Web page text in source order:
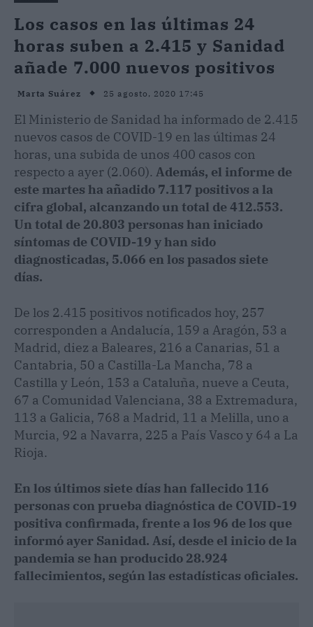
Los casos en las últimas 24
horas suben a 2.415 y Sanidad
añade 7.000 nuevos positivos
Marta Suárez 25 agosto, 2020 17:45
El Ministerio de Sanidad ha informado de 2.415
nuevos casos de COVID-19 en las últimas 24
horas, una subida de unos 400 casos con
respecto a ayer (2.060). Además, el informe de
este martes ha añadido 7.117 positivos a la
cifra global, alcanzando un total de 412.553.
Un total de 20.803 personas han iniciado
síntomas de COVID-19 y han sido
diagnosticadas, 5.066 en los pasados siete
días.
De los 2.415 positivos notificados hoy, 257
corresponden a Andalucía, 159 a Aragón, 53 a
Madrid, diez a Baleares, 216 a Canarias, 51 a
Cantabria, 50 a Castilla-La Mancha, 78 a
Castilla y León, 153 a Cataluña, nueve a Ceuta,
67 a Comunidad Valenciana, 38 a Extremadura,
113 a Galicia, 768 a Madrid, 11 a Melilla, uno a
Murcia, 92 a Navarra, 225 a País Vasco y 64 a La
Rioja.
En los últimos siete días han fallecido 116
personas con prueba diagnóstica de COVID-19
positiva confirmada, frente a los 96 de los que
informó ayer Sanidad. Así, desde el inicio de la
pandemia se han producido 28.924
fallecimientos, según las estadísticas oficiales.